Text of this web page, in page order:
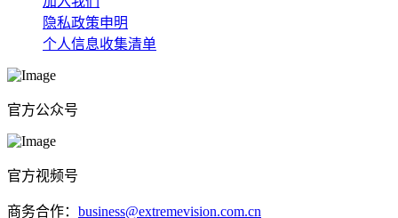
隐私政策申明
个人信息收集清单
官方公众号
官方视频号
商务合作： business@extremevision.com.cn